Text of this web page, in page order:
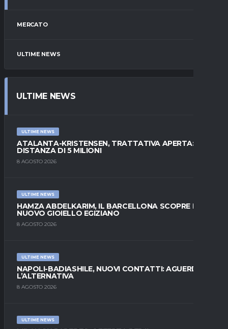
MERCATO
ULTIME NEWS
ULTIME NEWS
ULTIME NEWS
ATALANTA-KRISTENSEN, TRATTATIVA APERTA:
DISTANZA DI 5 MILIONI
8 AGOSTO 2026
ULTIME NEWS
HAMZA ABDELKARIM, IL BARCELLONA SCOPRE IL
NUOVO GIOIELLO EGIZIANO
8 AGOSTO 2026
ULTIME NEWS
NAPOLI-BADIASHILE, NUOVI CONTATTI: AGUERD È
L’ALTERNATIVA
8 AGOSTO 2026
ULTIME NEWS